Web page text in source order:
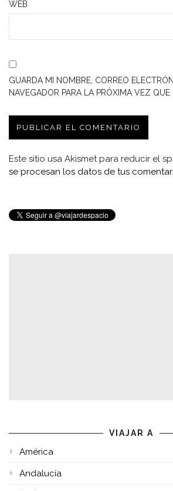
WEB
GUARDA MI NOMBRE, CORREO
NAVEGADOR PARA LA PRÓXIMA VEZ QUE
Este sitio usa Akismet para reducir el
se procesan los datos de tus
VIAJAR A
América
Andalucía